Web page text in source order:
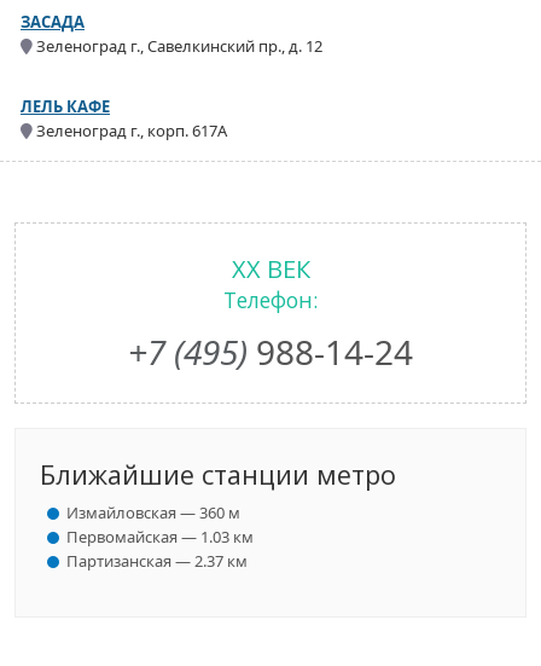
ЗАСАДА
Зеленоград г., Савелкинский пр., д. 12
ЛЕЛЬ КАФЕ
Зеленоград г., корп. 617А
XX ВЕК
Телефон:
+7 (495) 988-14-24
Ближайшие станции метро
Измайловская — 360 м
Первомайская — 1.03 км
Партизанская — 2.37 км